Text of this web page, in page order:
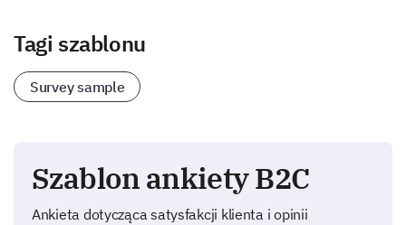
Tagi szablonu
Survey sample
Szablon ankiety B2C
Ankieta dotycząca satysfakcji klienta i opinii